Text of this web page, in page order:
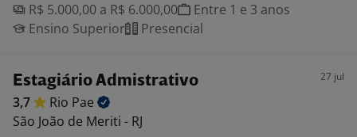
R$ 5.000,00 a R$ 6.000,00
Entre 1 e 3 anos
Ensino Superior
Presencial
Estagiário Admistrativo 27 jul
3,7 Rio Pae
São João de Meriti - RJ